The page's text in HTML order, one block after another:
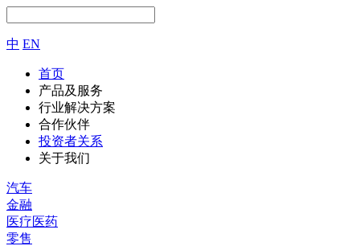
中 EN
首页
产品及服务
行业解决方案
合作伙伴
投资者关系
关于我们
汽车
金融
医疗医药
零售